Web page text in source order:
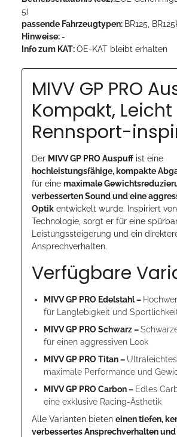
5)
passende Fahrzeugtypen: BR125,
Hinweise: -
Info zum KAT:OE-KAT bleibt erhalten
MIVV GP PRO
Kompakt, Leicht
Rennsport-
Der MIVV GP PRO Auspuff ist eine
hochleistungsfähige, kompakte
für eine maximale
verbesserten Sound und eine
Optik entwickelt wurde. Inspiriert
Technologie, sorgt er für eine
Leistungssteigerung und ein
Ansprechverhalten.
Verfügbare
MIVV GP PRO Edelstahl –
für Langlebigkeit und
MIVV GP PRO Schwarz –
für einen aggressiven Look
MIVV GP PRO Titan –
maximale Performance und
MIVV GP PRO Carbon – Edles
eine exklusive Racing-Ästhetik
Alle Varianten bieten einen tiefen,
verbessertes Ansprechverhalten